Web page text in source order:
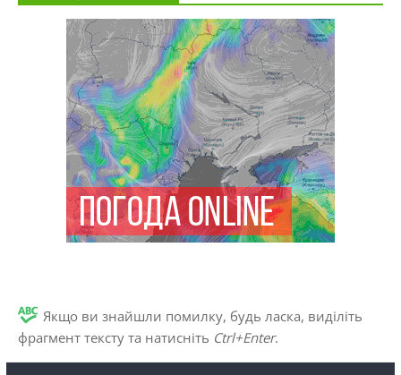
Якщо ви знайшли помилку, будь ласка, виділіть
фрагмент тексту та натисніть Ctrl+Enter.